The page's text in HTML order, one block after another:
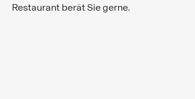
Restaurant berät Sie gerne.